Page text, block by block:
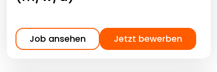
Job ansehen Jetzt bewerben